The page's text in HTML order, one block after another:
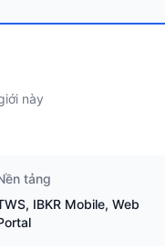
này
tảng
IBKR Mobile, Web